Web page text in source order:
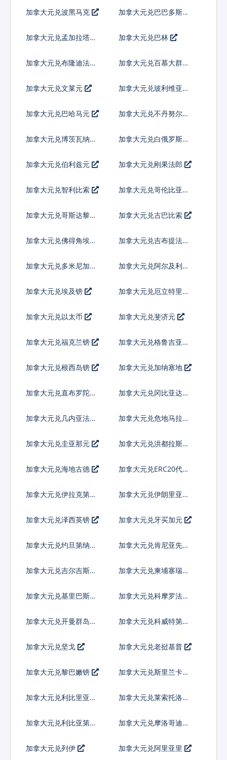
加拿大元兑波黑马克 加拿大元兑巴巴多斯元
加拿大元兑孟加拉塔卡 加拿大元兑巴林
加拿大元兑布隆迪法郎
加拿大元兑百慕大群岛
加拿大元兑文莱元 加拿大元兑玻利维亚诺
加拿大元兑巴哈马元
加拿大元兑不丹努尔特
加拿大元兑博茨瓦纳普
加拿大元兑白俄罗斯卢
加拿大元兑伯利兹元 加拿大元兑刚果法郎
加拿大元兑智利比索
加拿大元兑哥伦比亚比
加拿大元兑哥斯达黎加
加拿大元兑古巴比索
加拿大元兑佛得角埃斯
加拿大元兑吉布提法郎
加拿大元兑多米尼加比
加拿大元兑阿尔及利亚
加拿大元兑埃及镑
加拿大元兑厄立特里亚
加拿大元兑以太币 加拿大元兑斐济元
加拿大元兑福克兰镑
加拿大元兑格鲁吉亚拉
加拿大元兑根西岛镑 加拿大元兑加纳塞地
加拿大元兑直布罗陀镑
加拿大元兑冈比亚达拉
加拿大元兑几内亚法郎
加拿大元兑危地马拉格
加拿大元兑圭亚那元
加拿大元兑洪都拉斯伦
加拿大元兑海地古德 加拿大元兑ERC20代币
加拿大元兑伊拉克第纳
加拿大元兑伊朗里亚尔
加拿大元兑泽西英镑 加拿大元兑牙买加元
加拿大元兑约旦第纳尔 加拿大元兑肯尼亚先令
加拿大元兑吉尔吉斯斯
加拿大元兑柬埔寨瑞尔
加拿大元兑基里巴斯元 加拿大元兑科摩罗法郎
加拿大元兑开曼群岛元
加拿大元兑科威特第纳
加拿大元兑坚戈 加拿大元兑老挝基普
加拿大元兑黎巴嫩镑
加拿大元兑斯里兰卡卢
加拿大元兑利比里亚元 加拿大元兑莱索托洛蒂
加拿大元兑利比亚第纳
加拿大元兑摩洛哥迪拉
加拿大元兑列伊 加拿大元兑阿里亚里